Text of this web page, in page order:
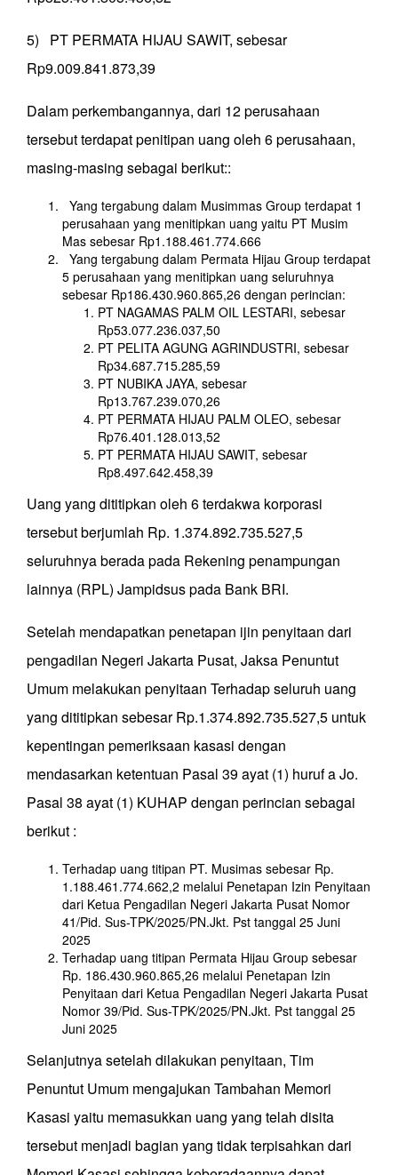
5) PT PERMATA HIJAU SAWIT, sebesar
Rp9.009.841.873,39
Dalam perkembangannya, dari 12 perusahaan
tersebut terdapat penitipan uang oleh 6 perusahaan,
masing-masing sebagai berikut::
Yang tergabung dalam Musimmas Group terdapat 1
perusahaan yang menitipkan uang yaitu PT Musim
Mas sebesar Rp1.188.461.774.666
Yang tergabung dalam Permata Hijau Group terdapat
5 perusahaan yang menitipkan uang seluruhnya
sebesar Rp186.430.960.865,26 dengan perincian:
PT NAGAMAS PALM OIL LESTARI, sebesar
Rp53.077.236.037,50
PT PELITA AGUNG AGRINDUSTRI, sebesar
Rp34.687.715.285,59
PT NUBIKA JAYA, sebesar
Rp13.767.239.070,26
PT PERMATA HIJAU PALM OLEO, sebesar
Rp76.401.128.013,52
PT PERMATA HIJAU SAWIT, sebesar
Rp8.497.642.458,39
Uang yang dititipkan oleh 6 terdakwa korporasi
tersebut berjumlah Rp. 1.374.892.735.527,5
seluruhnya berada pada Rekening penampungan
lainnya (RPL) Jampidsus pada Bank BRI.
Setelah mendapatkan penetapan ijin penyitaan dari
pengadilan Negeri Jakarta Pusat, Jaksa Penuntut
Umum melakukan penyitaan Terhadap seluruh uang
yang dititipkan sebesar Rp.1.374.892.735.527,5 untuk
kepentingan pemeriksaan kasasi dengan
mendasarkan ketentuan Pasal 39 ayat (1) huruf a Jo.
Pasal 38 ayat (1) KUHAP dengan perincian sebagai
berikut :
Terhadap uang titipan PT. Musimas sebesar Rp.
1.188.461.774.662,2 melalui Penetapan Izin Penyitaan
dari Ketua Pengadilan Negeri Jakarta Pusat Nomor
41/Pid. Sus-TPK/2025/PN.Jkt. Pst tanggal 25 Juni
2025
Terhadap uang titipan Permata Hijau Group sebesar
Rp. 186.430.960.865,26 melalui Penetapan Izin
Penyitaan dari Ketua Pengadilan Negeri Jakarta Pusat
Nomor 39/Pid. Sus-TPK/2025/PN.Jkt. Pst tanggal 25
Juni 2025
Selanjutnya setelah dilakukan penyitaan, Tim
Penuntut Umum mengajukan Tambahan Memori
Kasasi yaitu memasukkan uang yang telah disita
tersebut menjadi bagian yang tidak terpisahkan dari